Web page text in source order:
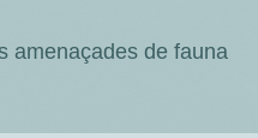
amenaçades de fauna